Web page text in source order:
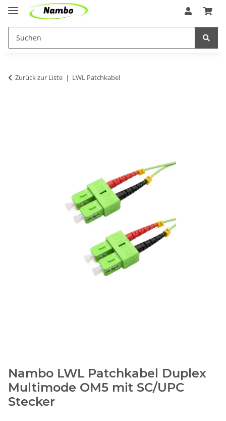
Zurück zur Liste LWL Patchkabel
Nambo LWL Patchkabel Duplex
Multimode OM5 mit SC/UPC
Stecker